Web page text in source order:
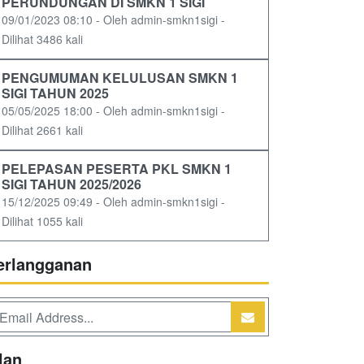
09/01/2023 08:10 - Oleh admin-smkn1sigi -
Dilihat 3486 kali
PENGUMUMAN KELULUSAN SMKN 1
SIGI TAHUN 2025
05/05/2025 18:00 - Oleh admin-smkn1sigi -
Dilihat 2661 kali
PELEPASAN PESERTA PKL SMKN 1
SIGI TAHUN 2025/2026
15/12/2025 09:49 - Oleh admin-smkn1sigi -
Dilihat 1055 kali